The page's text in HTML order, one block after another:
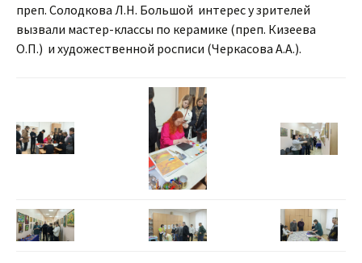
преп. Солодкова Л.Н. Большой интерес у зрителей
вызвали мастер-классы по керамике (преп. Кизеева
О.П.) и художественной росписи (Черкасова А.А.).